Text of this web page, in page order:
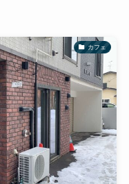
カフェ